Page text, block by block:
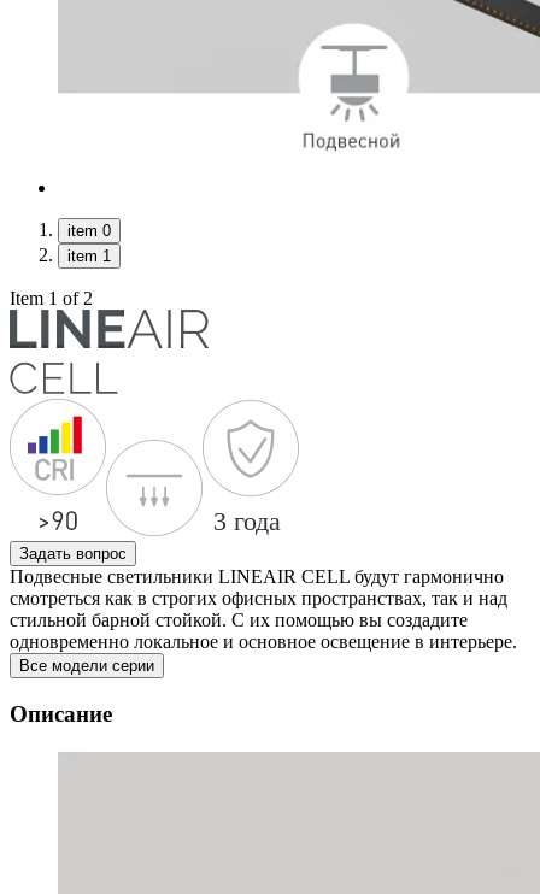
item 0
item 1
Item 1 of 2
Задать вопрос
Подвесные светильники LINEAIR CELL будут гармонично
смотреться как в строгих офисных пространствах, так и над
стильной барной стойкой. С их помощью вы создадите
одновременно локальное и основное освещение в интерьере.
Все модели серии
Описание